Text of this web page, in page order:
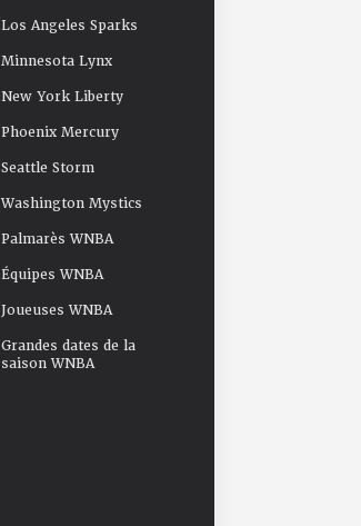
Los Angeles Sparks
Minnesota Lynx
New York Liberty
Phoenix Mercury
Seattle Storm
Washington Mystics
Palmarès WNBA
Équipes WNBA
Joueuses WNBA
Grandes dates de la
saison WNBA